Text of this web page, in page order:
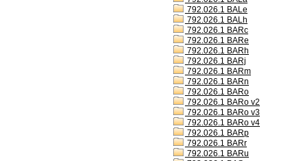
792.026.1 BALe
792.026.1 BALh
792.026.1 BARc
792.026.1 BARe
792.026.1 BARh
792.026.1 BARj
792.026.1 BARm
792.026.1 BARn
792.026.1 BARo
792.026.1 BARo v2
792.026.1 BARo v3
792.026.1 BARo v4
792.026.1 BARp
792.026.1 BARr
792.026.1 BARu